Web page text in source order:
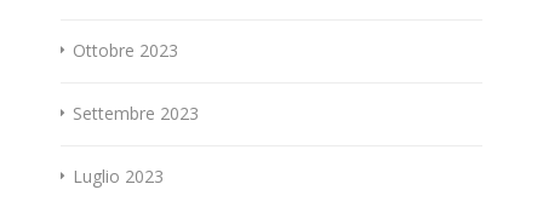
Ottobre 2023
Settembre 2023
Luglio 2023